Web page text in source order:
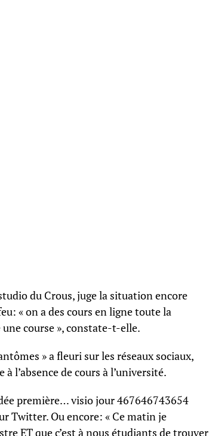
du Crous, juge la situation encore
« on a des cours en ligne toute la
course », constate-t-elle.
» a fleuri sur les réseaux sociaux,
l’absence de cours à l’université.
première… visio jour 467646743654
Twitter. Ou encore: « Ce matin je
ET que c’est à nous étudiants de trouver